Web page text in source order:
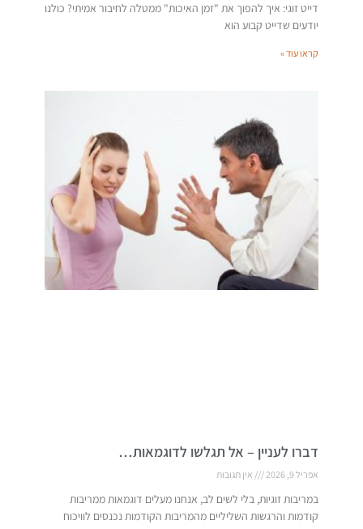
דייט זוגי: איך להפוך את "זמן האיכות" ממטלה לחיבור אמיתי? כולנו
יודעים שדייט קבוע הוא
קראו עוד »
דברו לעניין – אל תגלשו לדוגמאות…
אפריל 9, 2026 אין תגובות
במריבות זוגיות, בלי לשים לב, אנחנו מעלים דוגמאות ממריבות
קודמות והרגשות השליליים מהמריבות הקודמות נכנסים לוויכוח